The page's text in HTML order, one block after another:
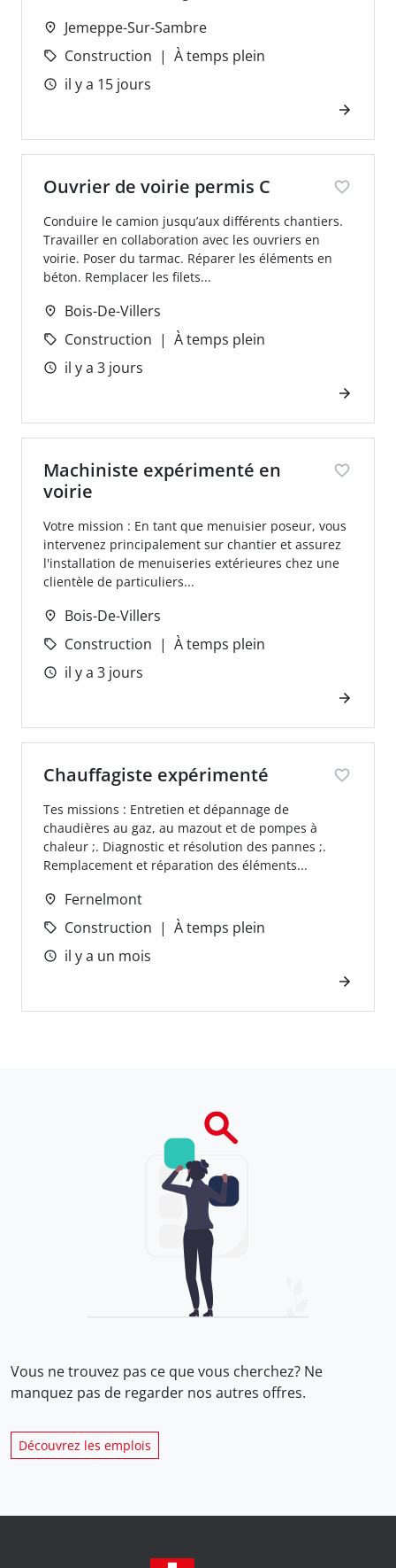
Jemeppe-Sur-Sambre
Construction
À temps plein
il y a 15 jours
Ouvrier de voirie permis C
Conduire le camion jusqu’aux différents chantiers.
Travailler en collaboration avec les ouvriers en
voirie. Poser du tarmac. Réparer les éléments en
béton. Remplacer les filets...
Bois-De-Villers
Construction
À temps plein
il y a 3 jours
Machiniste expérimenté en
voirie
Votre mission : En tant que menuisier poseur, vous
intervenez principalement sur chantier et assurez
l'installation de menuiseries extérieures chez une
clientèle de particuliers...
Bois-De-Villers
Construction
À temps plein
il y a 3 jours
Chauffagiste expérimenté
Tes missions : Entretien et dépannage de
chaudières au gaz, au mazout et de pompes à
chaleur ;. Diagnostic et résolution des pannes ;.
Remplacement et réparation des éléments...
Fernelmont
Construction
À temps plein
il y a un mois
Vous ne trouvez pas ce que vous cherchez? Ne
manquez pas de regarder nos autres offres.
Découvrez les emplois